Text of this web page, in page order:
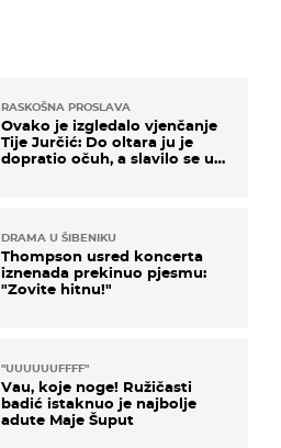
RASKOŠNA PROSLAVA
Ovako je izgledalo vjenčanje
Tije Jurčić: Do oltara ju je
dopratio očuh, a slavilo se uz
DRAMA U ŠIBENIKU
Thompson usred koncerta
iznenada prekinuo pjesmu:
"Zovite hitnu!"
"UUUUUUFFFF"
Vau, koje noge! Ružičasti
badić istaknuo je najbolje
adute Maje Šuput